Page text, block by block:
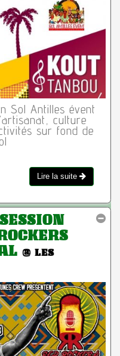
Sol Antilles évent
culture
sur fond de
Lire la suite
@ LES